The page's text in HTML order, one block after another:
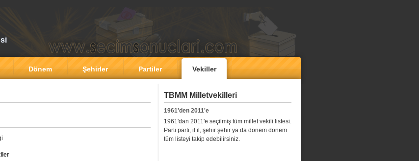
Dönem Şehirler Partiler Vekiller
TBMM Milletvekilleri
1961'den 2011'e
1961'dan 2011'e seçilmiş tüm millet vekili listesi.
Parti parti, il il, şehir şehir ya da dönem dönem
tüm listeyi takip edebilirsiniz.